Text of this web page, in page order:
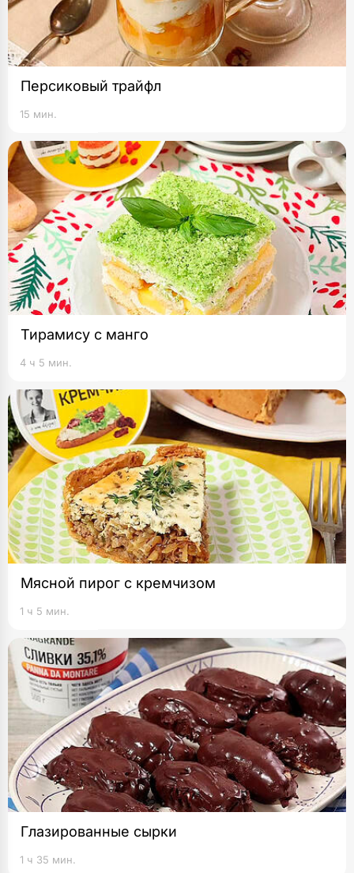
Персиковый трайфл
15 мин.
Тирамису с манго
4 ч 5 мин.
Мясной пирог с кремчизом
1 ч 5 мин.
Глазированные сырки
1 ч 35 мин.